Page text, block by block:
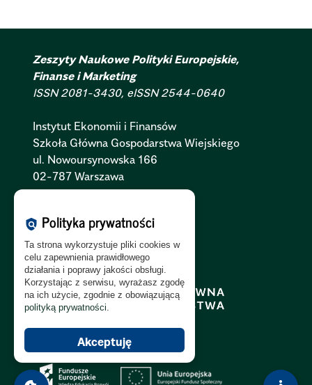
Zeszyty Naukowe Polityki Europejskie,
Finanse i Marketing
ISSN 2081-3430, eISSN 2544-0640
Instytut Ekonomii i Finansów
Szkoła Główna Gospodarstwa Wiejskiego
ul. Nowoursynowska 166
02-787 Warszawa
Polityka Prywatności:PL
Polityka RODO:PL|EN
policy Polityka prywatności
Ta strona wykorzystuje pliki cookies w
celu zapewnienia prawidłowego
działania i poprawy jakości obsługi.
Korzystając z serwisu, wyrażasz zgodę
na ich użycie, zgodnie z obowiązującą
polityką prywatności
Akceptuję